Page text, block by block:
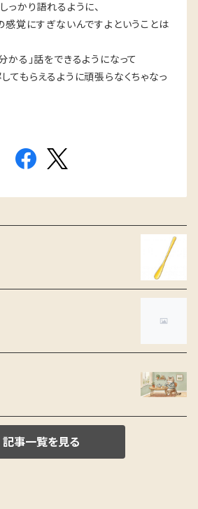
っかり語れるように、
感覚にすぎないんですよということは
かる」話をできるようになって
てもらえるように頑張らなくちゃなっ
記事一覧を見る